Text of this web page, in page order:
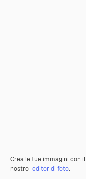
Crea le tue immagini con il
nostro editor di foto.